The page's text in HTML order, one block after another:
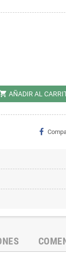
AÑADIR AL